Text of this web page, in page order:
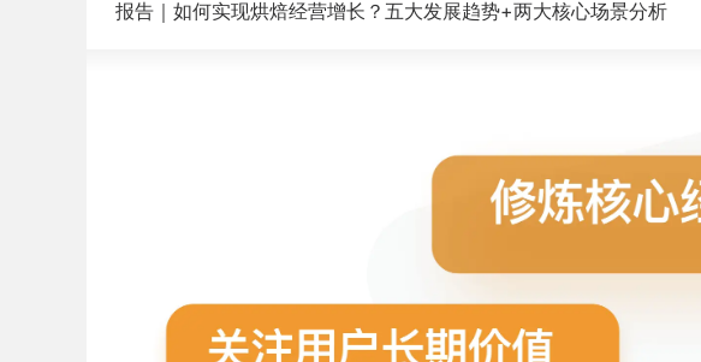
报告｜如何实现烘焙经营增长？五大发展趋势+两大核心场景分析